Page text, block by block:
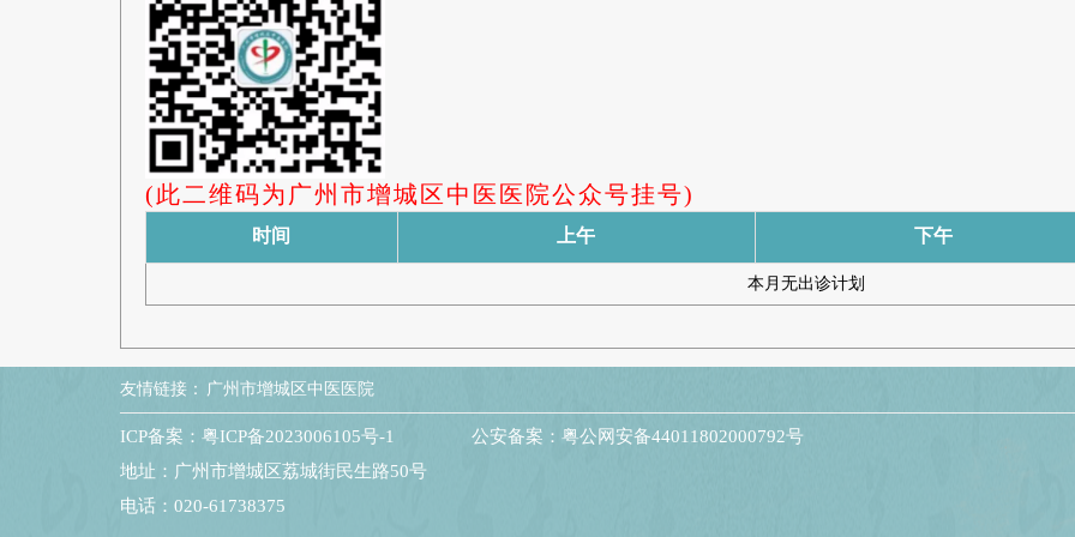
(此二维码为广州市增城区中医医院公众号挂号)
时间 上午 下午
本月无出诊计划
友情链接： 广州市增城区中医医院
ICP备案：粤ICP备2023006105号-1
公安备案：粤公网安备44011802000792号
地址：广州市增城区荔城街民生路50号
电话：020-61738375